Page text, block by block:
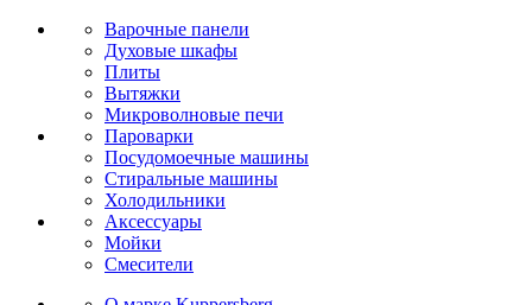
Варочные панели
Духовые шкафы
Плиты
Вытяжки
Микроволновые печи
Пароварки
Посудомоечные машины
Стиральные машины
Холодильники
Аксессуары
Мойки
Cмесители